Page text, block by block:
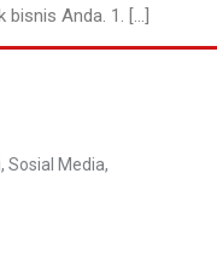
bisnis Anda. 1. […]
Sosial Media,